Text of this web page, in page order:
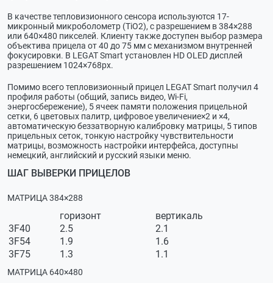
В качестве тепловизионного сенсора используются 17-
микронный микроболометр (TiO2), с разрешением в 384×288
или 640×480 пикселей. Клиенту также доступен выбор размера
объектива прицела от 40 до 75 мм с механизмом внутренней
фокусировки. В LEGAT Smart установлен HD OLED дисплей
разрешением 1024×768рx.
Помимо всего тепловизионный прицел LEGAT Smart получил 4
профиля работы (общий, запись видео, Wi-Fi,
энергосбережение), 5 ячеек памяти положения прицельной
сетки, 6 цветовых палитр, цифровое увеличение×2 и ×4,
автоматическую беззатворную калибровку матрицы, 5 типов
прицельных сеток, тонкую настройку чувствительности
матрицы, возможность настройки интерфейса, доступны
немецкий, английский и русский языки меню.
ШАГ ВЫВЕРКИ ПРИЦЕЛОВ
МАТРИЦА 384×288
горизонт
вертикаль
3F40
2.5
2.1
3F54
1.9
1.6
3F75
1.3 1.1
МАТРИЦА 640×480